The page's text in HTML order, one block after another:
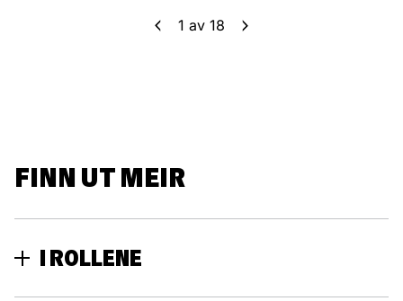
1 av 18
FINN UT MEIR
I ROLLENE